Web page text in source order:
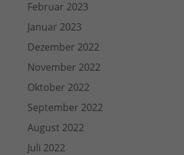
Februar 2023
Januar 2023
Dezember 2022
November 2022
Oktober 2022
September 2022
August 2022
Juli 2022